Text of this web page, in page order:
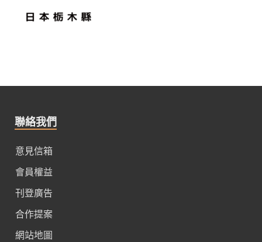
聯絡我們
意見信箱
會員權益
刊登廣告
合作提案
網站地圖